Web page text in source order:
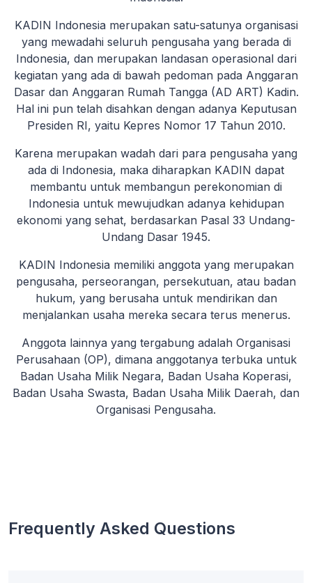
KADIN Indonesia merupakan satu-satunya organisasi
yang mewadahi seluruh pengusaha yang berada di
Indonesia, dan merupakan landasan operasional dari
kegiatan yang ada di bawah pedoman pada Anggaran
Dasar dan Anggaran Rumah Tangga (AD ART) Kadin.
Hal ini pun telah disahkan dengan adanya Keputusan
Presiden RI, yaitu Kepres Nomor 17 Tahun 2010.
Karena merupakan wadah dari para pengusaha yang
ada di Indonesia, maka diharapkan KADIN dapat
membantu untuk membangun perekonomian di
Indonesia untuk mewujudkan adanya kehidupan
ekonomi yang sehat, berdasarkan Pasal 33 Undang-
Undang Dasar 1945.
KADIN Indonesia memiliki anggota yang merupakan
pengusaha, perseorangan, persekutuan, atau badan
hukum, yang berusaha untuk mendirikan dan
menjalankan usaha mereka secara terus menerus.
Anggota lainnya yang tergabung adalah Organisasi
Perusahaan (OP), dimana anggotanya terbuka untuk
Badan Usaha Milik Negara, Badan Usaha Koperasi,
Badan Usaha Swasta, Badan Usaha Milik Daerah, dan
Organisasi Pengusaha.
Frequently Asked Questions